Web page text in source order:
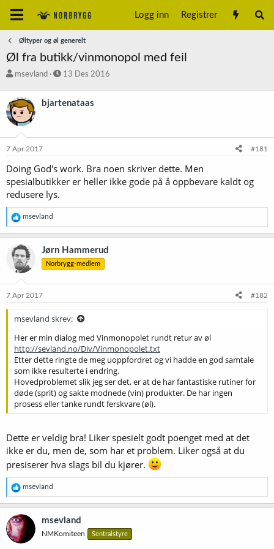
Logg inn Registrer
Øltyper og øl generelt
Øl fra butikk/vinmonopol med feil
T
å
d
s
a
r
e
r
msevland
S
r
a
13 Des 2016
bjartenataas
7 Apr 2017 #181
Doing God's work. Bra noen skriver dette. Men
spesialbutikker er heller ikke gode på å oppbevare kaldt og
redusere lys.
R
e
a
k
s
j
o
e
msevland
Jørn Hammerud
Norbrygg-medlem
7 Apr 2017 #182
msevland skrev:
Her er min dialog med Vinmonopolet rundt retur av øl
http://sevland.no/Div/Vinmonopolet.txt
Etter dette ringte de meg uoppfordret og vi hadde en god samtale
som ikke resulterte i endring.
Hovedproblemet slik jeg ser det, er at de har fantastiske rutiner for
døde (sprit) og sakte modnede (vin) produkter. De har ingen
prosess eller tanke rundt ferskvare (øl).
Dette er veldig bra! Liker spesielt godt poenget med at det
ikke er du, men de, som har et problem. Liker også at du
presiserer hva slags bil du kjører.
R
e
a
k
s
j
o
msevland
msevland
NMKomiteen Sentralstyre